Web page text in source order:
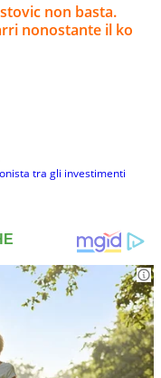
non basta.
nonostante il ko
tra gli investimenti